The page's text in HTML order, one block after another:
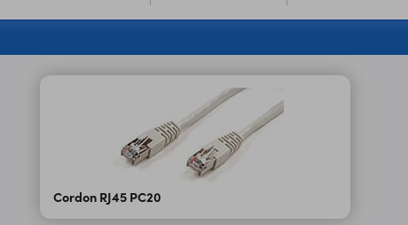
Cordon RJ45 PC20